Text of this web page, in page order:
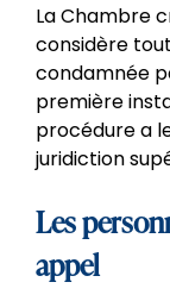
La Chambre
considère
condamnée
première
procédure a
juridiction
Les
appel